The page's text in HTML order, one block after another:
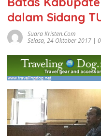
dalam Sidang
Suara Kristen.com
Selasa, 24 Oktober 2017 |